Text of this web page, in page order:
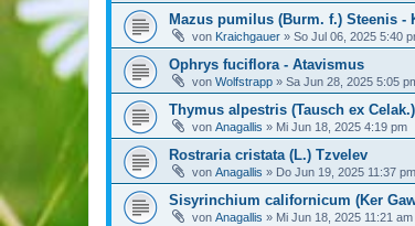
Mazus pumilus (Burm. f.) Steenis -
von Kraichgauer » So Jul 06, 2025 5:40
Ophrys fuciflora - Atavismus
von Wolfstrapp » Sa Jun 28, 2025 5:05
Thymus alpestris (Tausch ex
von Anagallis » Mi Jun 18, 2025 4:19 pm
Rostraria cristata (L.) Tzvelev
von Anagallis » Do Jun 19, 2025 11:37 pm
Sisyrinchium californicum (Ker
von Anagallis » Mi Jun 18, 2025 11:21 am